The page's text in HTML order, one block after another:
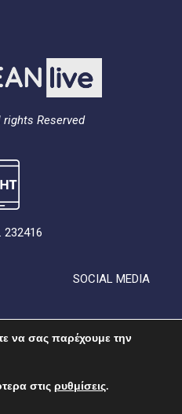
Reserved
SOCIAL MEDIA
να σας παρέχουμε την
στις ρυθμίσεις.